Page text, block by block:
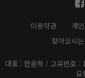
이용약관 개
찾아오시는
대표 : 한윤하 / 고유번호
묘